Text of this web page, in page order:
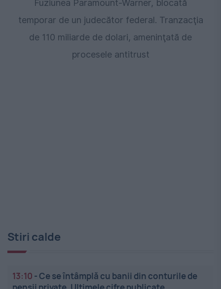
Fuziunea Paramount-Warner, blocată
temporar de un judecător federal. Tranzacţia
de 110 miliarde de dolari, ameninţată de
procesele antitrust
Stiri calde
13:10 -Ce se întâmplă cu banii din conturile de